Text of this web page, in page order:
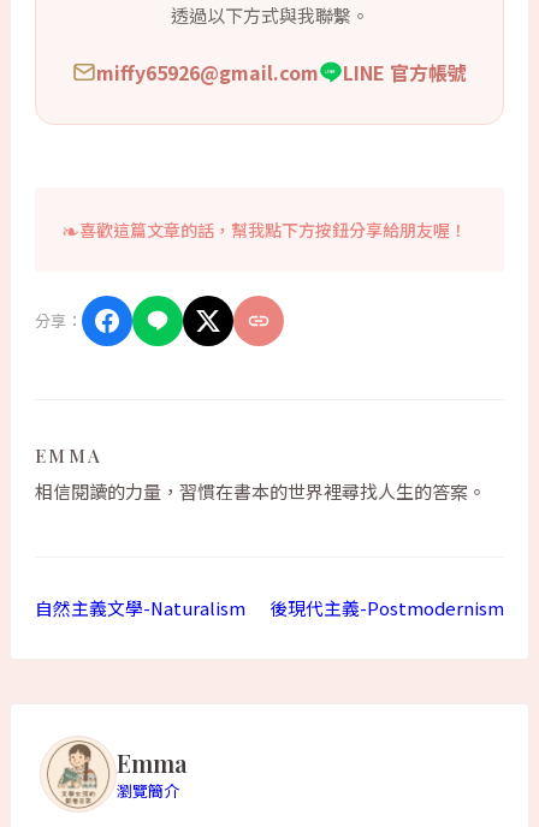
透過以下方式與我聯繫。
miffy65926@gmail.com LINE 官方帳號
喜歡這篇文章的話，幫我點下方按鈕分享給朋友喔！
分享：
EMMA
相信閱讀的力量，習慣在書本的世界裡尋找人生的答案。
自然主義文學-Naturalism 後現代主義-Postmodernism
Emma
瀏覽簡介